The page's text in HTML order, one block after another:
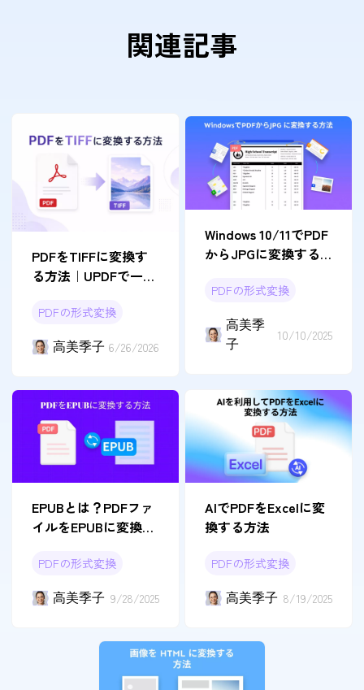
関連記事
PDFをTIFFに変換す
る方法｜UPDFで一括
で解説
PDFの形式変換
高美季子 6/26/2026
Windows 10/11でPDF
からJPGに変換する
PDFの形式変換
高美季
子
10/10/2025
EPUBとは？PDFファ
イルをEPUBに変換す
PDFの形式変換
高美季子 9/28/2025
AIでPDFをExcelに変
換する方法
PDFの形式変換
高美季子 8/19/2025